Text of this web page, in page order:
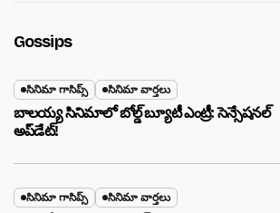
Gossips
సినిమా గాసిప్స్ సినిమా వార్తలు
బాలయ్య సినిమాలో బోల్డ్ బ్యూటీ ఎంట్రీ: సెన్సేషనల్
అప్‌డేట్!
సినిమా గాసిప్స్ సినిమా వార్తలు